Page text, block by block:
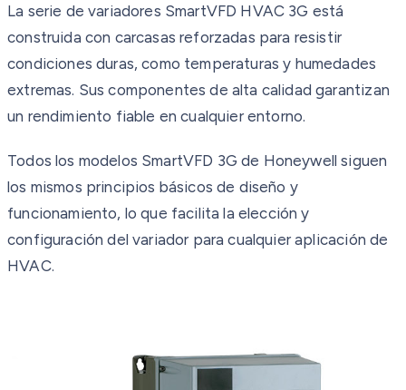
La serie de variadores SmartVFD HVAC 3G está
construida con carcasas reforzadas para resistir
condiciones duras, como temperaturas y humedades
extremas. Sus componentes de alta calidad garantizan
un rendimiento fiable en cualquier entorno.
Todos los modelos SmartVFD 3G de Honeywell siguen
los mismos principios básicos de diseño y
funcionamiento, lo que facilita la elección y
configuración del variador para cualquier aplicación de
HVAC.